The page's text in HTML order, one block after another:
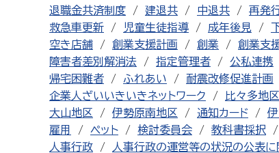
退職金共済制度
建退共 中退共 再発
救急車更新
児童生徒指導 成年後見
空き店舗
創業支援計画 創業 創業支
障害者差別解消法
指定管理者 公私連携
帰宅困難者
ふれあい 耐震改修促進計画
企業人ざいいきいきネットワーク
比々多地区
大山地区
伊勢原南地区 通知カード
雇用
ペット 検討委員会 教科書採択
人事行政
人事行政の運営等の状況の公表に